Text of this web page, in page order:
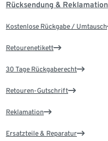
Rücksendung & Reklamation
Kostenlose Rückgabe / Umtausch
Retourenetikett
30 Tage Rückgaberecht
Retouren-Gutschrift
Reklamation
Ersatzteile & Reparatur